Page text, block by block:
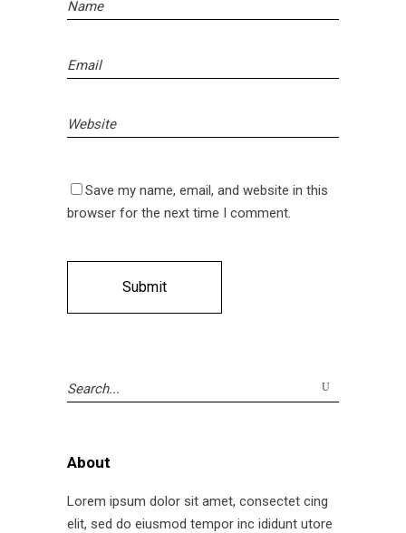
Save my name, email, and website in this
browser for the next time I comment.
Search
for:
About
Lorem ipsum dolor sit amet, consectet cing
elit, sed do eiusmod tempor inc ididunt utore